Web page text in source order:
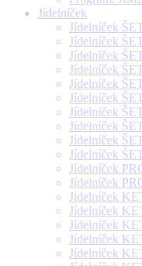
Jídelníček
Jídelníček
Jídelníček
Jídelníček
Jídelníček
Jídelníček
Jídelníček
Jídelníček
Jídelníček
Jídelníček
Jídelníček
Jídelníček
Jídelníček
Jídelníček
Jídelníček
Jídelníček
Jídelníček
Jídelníček